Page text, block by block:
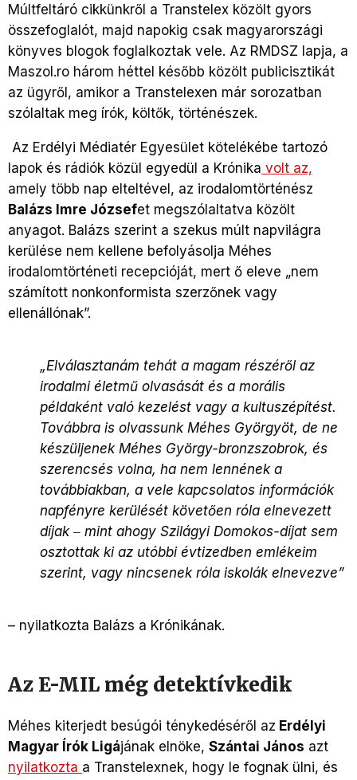
Múltfeltáró cikkünkről a Transtelex közölt gyors
összefoglalót, majd napokig csak magyarországi
könyves blogok foglalkoztak vele. Az RMDSZ lapja, a
Maszol.ro három héttel később közölt publicisztikát
az ügyről, amikor a Transtelexen már sorozatban
szólaltak meg írók, költők, történészek.
Az Erdélyi Médiatér Egyesület kötelékébe tartozó
lapok és rádiók közül egyedül a Krónika volt az,
amely több nap elteltével, az irodalomtörténész
Balázs Imre Józsefet megszólaltatva közölt
anyagot. Balázs szerint a szekus múlt napvilágra
kerülése nem kellene befolyásolja Méhes
irodalomtörténeti recepcióját, mert ő eleve „nem
számított nonkonformista szerzőnek vagy
ellenállónak”.
„Elválasztanám tehát a magam részéről az
irodalmi életmű olvasását és a morális
példaként való kezelést vagy a kultuszépítést.
Továbbra is olvassunk Méhes Györgyöt, de ne
készüljenek Méhes György-bronzszobrok, és
szerencsés volna, ha nem lennének a
továbbiakban, a vele kapcsolatos információk
napfényre kerülését követően róla elnevezett
díjak ‒ mint ahogy Szilágyi Domokos-díjat sem
osztottak ki az utóbbi évtizedben emlékeim
szerint, vagy nincsenek róla iskolák elnevezve”
– nyilatkozta Balázs a Krónikának.
Az E-MIL még detektívkedik
Méhes kiterjedt besúgói ténykedéséről az Erdélyi
Magyar Írók Ligájának elnöke, Szántai János azt
nyilatkozta a Transtelexnek, hogy le fognak ülni, és